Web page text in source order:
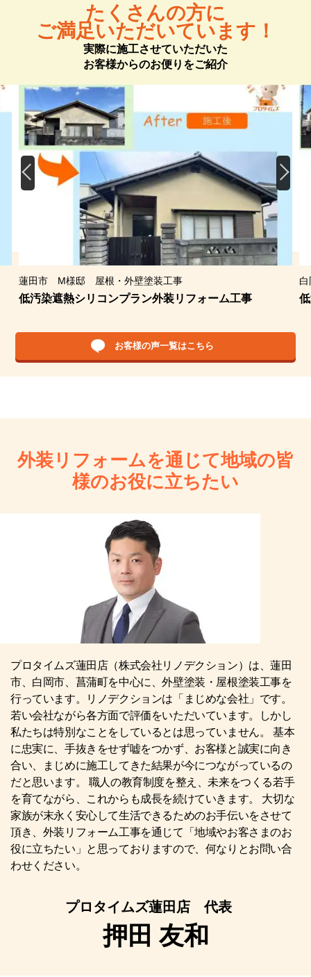
たくさんの方に
ご満足いただいています！
実際に施工させていただいた
お客様からのお便りをご紹介
蓮田市 M様邸 屋根・外壁塗装工事
低汚染遮熱シリコンプラン外装リフォーム工事
お客様の声一覧はこちら
外装リフォームを通じて地域の皆
様のお役に立ちたい
プロタイムズ蓮田店（株式会社リノデクション）は、蓮田
市、白岡市、菖蒲町を中心に、外壁塗装・屋根塗装工事を
行っています。リノデクションは「まじめな会社」です。
若い会社ながら各方面で評価をいただいています。しかし
私たちは特別なことをしているとは思っていません。 基本
に忠実に、手抜きをせず嘘をつかず、お客様と誠実に向き
合い、まじめに施工してきた結果が今につながっているの
だと思います。 職人の教育制度を整え、未来をつくる若手
を育てながら、これからも成長を続けていきます。 大切な
家族が末永く安心して生活できるためのお手伝いをさせて
頂き、外装リフォーム工事を通じて「地域やお客さまのお
役に立ちたい」と思っておりますので、何なりとお問い合
わせください。
プロタイムズ蓮田店 代表
押田 友和